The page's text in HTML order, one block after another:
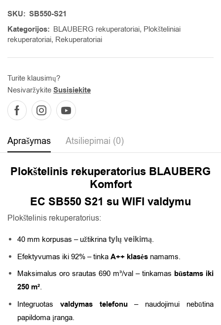
SKU: SB550-S21
Kategorijos: BLAUBERG rekuperatoriai, Plokšteliniai
rekuperatoriai, Rekuperatoriai
Turite klausimų?
Nesivaržykite Susisiekite
Aprašymas Atsiliepimai (0)
Plokštelinis rekuperatorius BLAUBERG
Komfort
EC SB550 S21 su WIFI valdymu
Plokštelinis rekuperatorius:
40 mm korpusas – užtikrina tylų veikimą.
Efektyvumas iki 92% – tinka A++ klasės namams.
Maksimalus oro srautas 690 m³/val – tinkamas būstams iki
250 m².
Integruotas valdymas telefonu– naudojimui nebūtina
papildoma įranga.